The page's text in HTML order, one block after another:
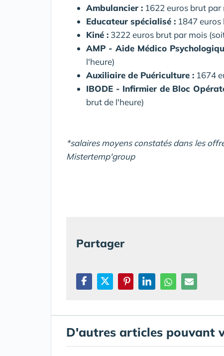
Ambulancier : 1622 euros brut par
Educateur spécialisé : 1847
Kiné : 3222 euros brut par mois
AMP - Aide Médico
l'heure)
Auxiliaire de Puériculture : 1674
IBODE - Infirmier de Bloc
brut de l'heure)
*salaires moyens constatés dans les
Mistertemp'group
Partager
D'autres articles pouvant